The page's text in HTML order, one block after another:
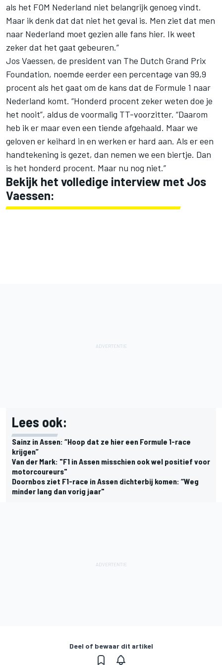
als het FOM Nederland niet belangrijk genoeg vindt.
Maar ik denk dat dat niet het geval is. Men ziet dat men
naar Nederland moet gezien alle fans hier. Ik weet
zeker dat het gaat gebeuren.”
Jos Vaessen, de president van The Dutch Grand Prix
Foundation, noemde eerder een percentage van 99,9
procent als het gaat om de kans dat de Formule 1 naar
Nederland komt. “Honderd procent zeker weten doe je
het nooit”, aldus de voormalig TT-voorzitter. “Daarom
heb ik er maar even een tiende afgehaald. Maar we
geloven er keihard in en werken er hard aan. Als er een
handtekening is gezet, dan nemen we een biertje. Dan
is het honderd procent. Maar nu nog niet.”
Bekijk het volledige interview met Jos
Vaessen:
Lees ook:
Sainz in Assen: “Hoop dat ze hier een Formule 1-race
krijgen”
Van der Mark: "F1 in Assen misschien ook wel positief voor
motorcoureurs"
Doornbos ziet F1-race in Assen dichterbij komen: “Weg
minder lang dan vorig jaar"
Deel of bewaar dit artikel